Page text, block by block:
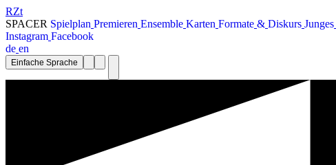
RZt
SPACER Spielplan Premieren Ensemble Karten Formate & Diskurs Junges
Instagram Facebook
de en
Einfache Sprache